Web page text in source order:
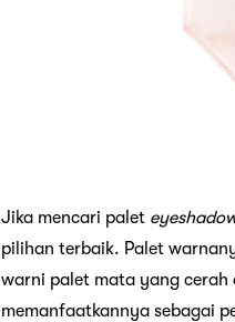
Jika mencari palet
pilihan terbaik. Palet
warni palet mata yang cerah
memanfaatkannya sebagai